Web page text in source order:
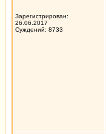
Зарегистрирован:
26.06.2017
Суждений: 8733